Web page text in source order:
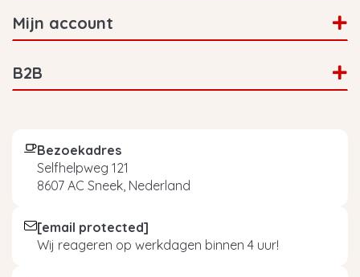
Mijn account
B2B
Bezoekadres
Selfhelpweg 121
8607 AC Sneek, Nederland
[email protected]
Wij reageren op werkdagen binnen 4 uur!